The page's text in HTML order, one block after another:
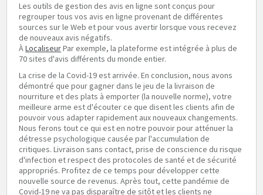
Les outils de gestion des avis en ligne sont conçus pour
regrouper tous vos avis en ligne provenant de différentes
sources sur le Web et pour vous avertir lorsque vous recevez
de nouveaux avis négatifs.
ÀLocaliseurPar exemple, la plateforme est intégrée à plus de
70 sites d'avis différents du monde entier.
La crise de la Covid-19 est arrivée. En conclusion, nous avons
démontré que pour gagner dans le jeu de la livraison de
nourriture et des plats à emporter (la nouvelle norme), votre
meilleure arme est d'écouter ce que disent les clients afin de
pouvoir vous adapter rapidement aux nouveaux changements.
Nous ferons tout ce qui est en notre pouvoir pour atténuer la
détresse psychologique causée par l'accumulation de
critiques. Livraison sans contact, prise de conscience du risque
d'infection et respect des protocoles de santé et de sécurité
appropriés. Profitez de ce temps pour développer cette
nouvelle source de revenus. Après tout, cette pandémie de
Covid-19 ne va pas disparaître de sitôt et les clients ne